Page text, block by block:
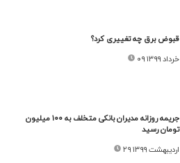
قبوض برق چه تغییری کرد؟
۰۹ خرداد ۱۳۹۹
جریمه روزانه مدیران بانکی متخلف به ۱۰۰ میلیون
تومان رسید
۲۹ اردیبهشت ۱۳۹۹